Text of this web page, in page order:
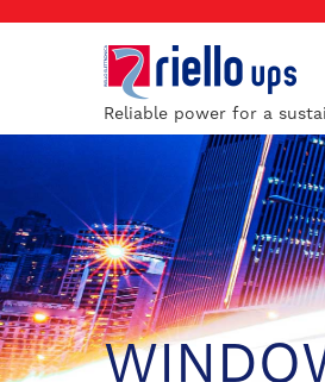
Reliable power for a